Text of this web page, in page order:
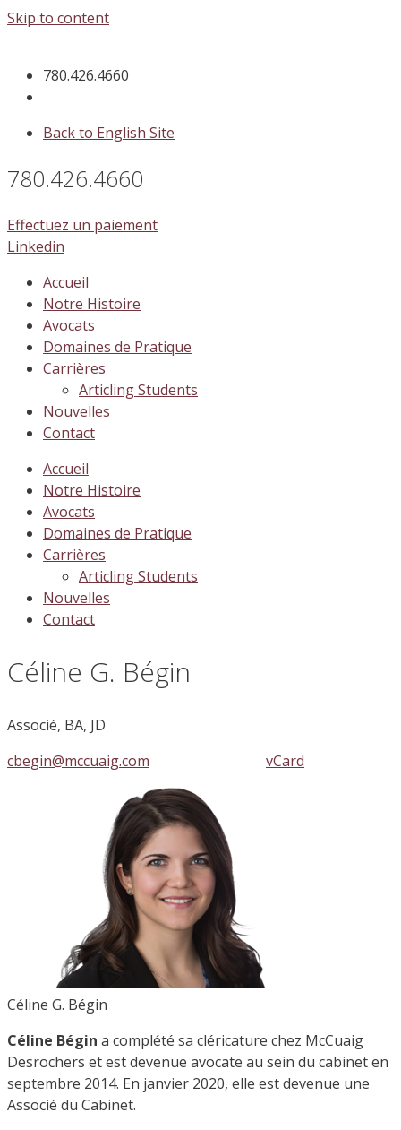
Skip to content
780.426.4660
Back to English Site
780.426.4660
Effectuez un paiement
Linkedin
Accueil
Notre Histoire
Avocats
Domaines de Pratique
Carrières
Articling Students
Nouvelles
Contact
Accueil
Notre Histoire
Avocats
Domaines de Pratique
Carrières
Articling Students
Nouvelles
Contact
Céline G. Bégin
Associé, BA, JD
cbegin@mccuaig.com
vCard
Céline G. Bégin
Céline Bégin a complété sa cléricature chez McCuaig
Desrochers et est devenue avocate au sein du cabinet en
septembre 2014. En janvier 2020, elle est devenue une
Associé du Cabinet.